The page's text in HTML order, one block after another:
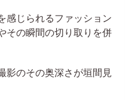
感じられるファッション
その瞬間の切り取りを併
影のその奥深さが垣間見